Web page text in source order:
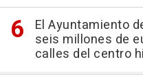
El Ayuntamiento
seis millones de
calles del centro